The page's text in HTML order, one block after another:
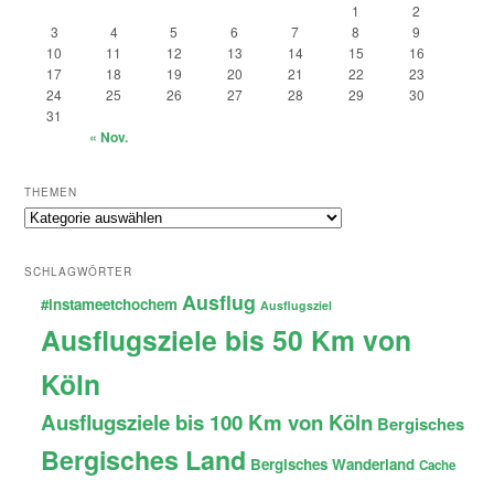
1
2
3
4 5 6 7 8
9
10
11 12 13 14 15
16
17
18 19 20 21 22
23
24
25 26 27 28 29
30
31
« Nov.
THEMEN
Themen
SCHLAGWÖRTER
#instameetchochem Ausflug Ausflugsziel
Ausflugsziele bis 50 Km von
Köln
Ausflugsziele bis 100 Km von Köln Bergisches
Bergisches Land Bergisches Wanderland Cache